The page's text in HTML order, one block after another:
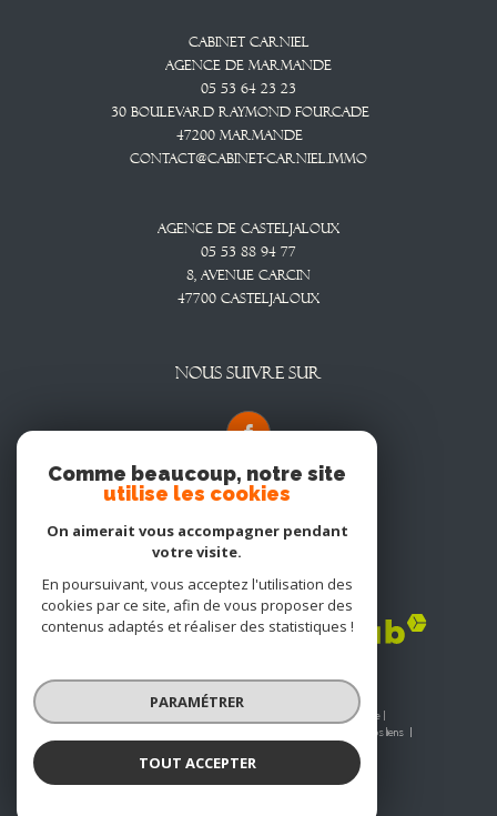
Cabinet CARNIEL
Agence De Marmande
05 53 64 23 23
30 Boulevard Raymond Fourcade
47200
Marmande
contact@cabinet-carniel.immo
Agence De Casteljaloux
05 53 88 94 77
8, Avenue CARCIN
47700
CASTELJALOUX
NOUS SUIVRE SUR
Adhérents
© 2026 | Tous droits réservés | Traduction powered by Google |
Nos liens
Comme beaucoup, notre site
utilise les cookies
On aimerait vous accompagner pendant
votre visite.
En poursuivant, vous acceptez l'utilisation des
cookies par ce site, afin de vous proposer des
contenus adaptés et réaliser des statistiques !
PARAMÉTRER
TOUT ACCEPTER